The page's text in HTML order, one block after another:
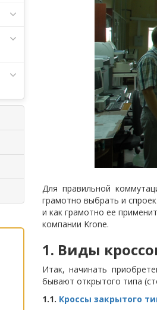
Для правильной
грамотно выбрать и
и как грамотно ее
компании Krone.
1. Виды
Итак, начинать
бывают открытого типа
1.1. Кроссы закрытого